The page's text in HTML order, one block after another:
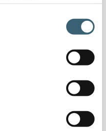
reservdelar & tillbehör
ADR 500-3000 liter